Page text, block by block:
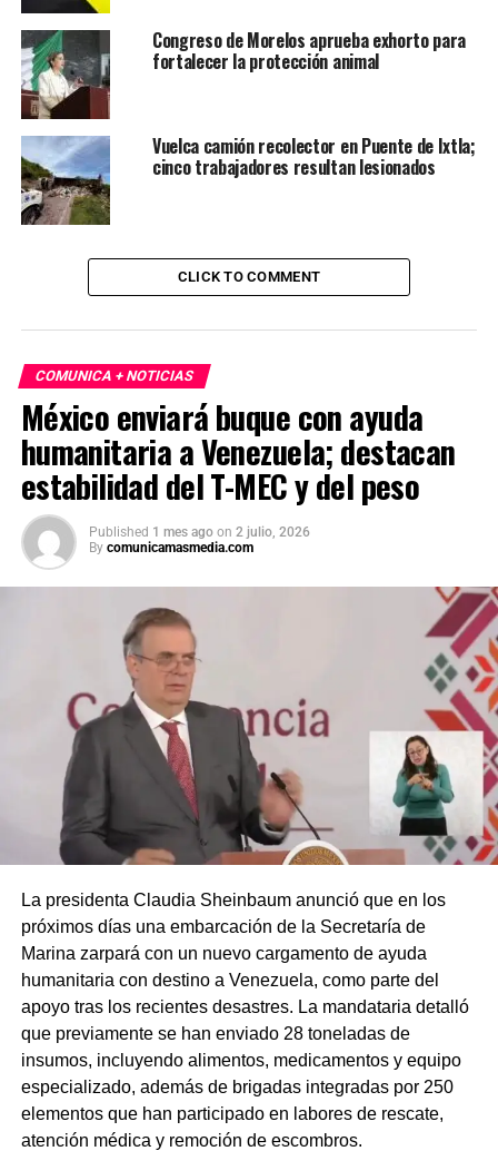
Congreso de Morelos aprueba exhorto para
fortalecer la protección animal
Vuelca camión recolector en Puente de Ixtla;
cinco trabajadores resultan lesionados
CLICK TO COMMENT
COMUNICA + NOTICIAS
México enviará buque con ayuda
humanitaria a Venezuela; destacan
estabilidad del T-MEC y del peso
Published 1 mes ago on 2 julio, 2026
By comunicamasmedia.com
La presidenta Claudia Sheinbaum anunció que en los
próximos días una embarcación de la Secretaría de
Marina zarpará con un nuevo cargamento de ayuda
humanitaria con destino a Venezuela, como parte del
apoyo tras los recientes desastres. La mandataria detalló
que previamente se han enviado 28 toneladas de
insumos, incluyendo alimentos, medicamentos y equipo
especializado, además de brigadas integradas por 250
elementos que han participado en labores de rescate,
atención médica y remoción de escombros.